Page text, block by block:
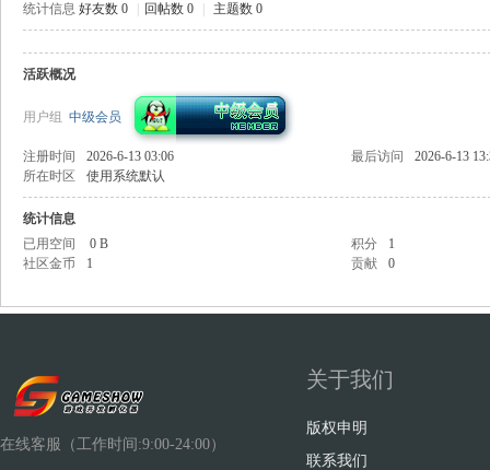
统计信息 好友数 0 回帖数 0 主题数 0
活跃概况
用户组 中级会员
注册时间 2026-6-13 03:06 最后访问
2026-6-13
所在时区
使用系统默认
统计信息
已用空间
0 B 积分
1
社区金币
1 贡献 0
在线客服（工作时间:9:00-24:00）
关于我们
版权申明
联系我们